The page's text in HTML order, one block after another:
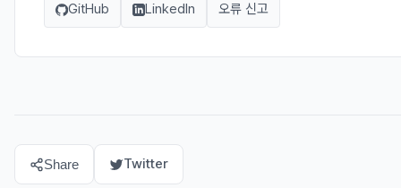
GitHub LinkedIn 오류 신고
Share Twitter